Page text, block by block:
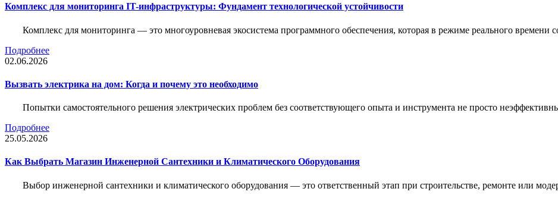
Комплекс для мониторинга IT-инфраструктуры: Фундамент технологической устойчивости
Комплекс для мониторинга — это многоуровневая экосистема программного обеспечения, которая в режиме реального времени
Подробнее
02.06.2026
Вызвать электрика на дом: Когда и почему это необходимо
Попытки самостоятельного решения электрических проблем без соответствующего опыта и инструмента не просто
Подробнее
25.05.2026
Как Выбрать Магазин Инженерной Сантехники и Климатического Оборудования
Выбор инженерной сантехники и климатического оборудования — это ответственный этап при строительстве, ремонте или